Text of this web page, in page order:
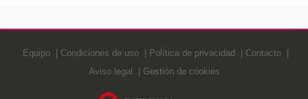
Equipo Condiciones de uso Política de privacidad
Contacto
Aviso legal
Gestión de cookies